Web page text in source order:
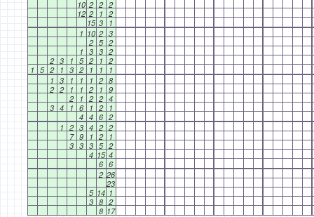
10 2 2 2
12 2 1 2
15 3
1
1 10 2 3
2 5 2
1 3 3 2
2 3 1 5 2 1 2
1 5 2 1 3 2 1 1
1
1 3 1 1 1 2 8
2 2 1 1 2 1 9
2
1 2 2 4
3 4 1 6 1 2
1
4 4 6 2
1 2 3 4 2 2
7 9 1 2
1
3 3 3 5 2
4 15 4
6 6
2 26
23
5 14 1
3 8 2
8 17